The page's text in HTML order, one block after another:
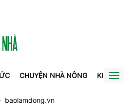
CHUYỆN NHÀ NÔNG KINH TẾToggle
baolamdong.vn